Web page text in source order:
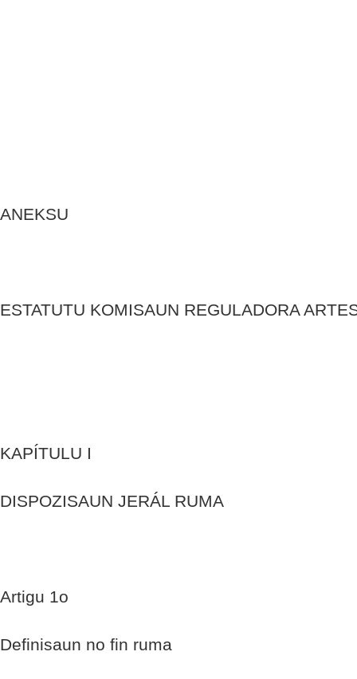
ANEKSU
ESTATUTU KOMISAUN REGULADORA
KAPÍTULU I
DISPOZISAUN JERÁL RUMA
Artigu 1o
Definisaun no fin ruma